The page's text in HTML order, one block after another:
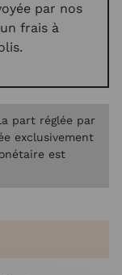
par nos
frais à
part réglée par
exclusivement
est